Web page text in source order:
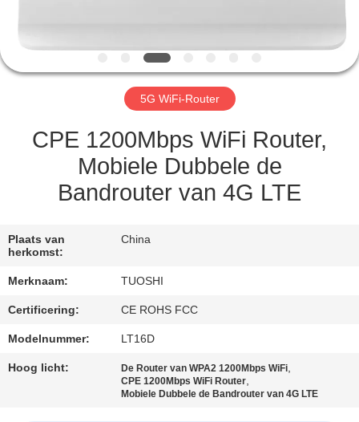
ONS
NIEUWS
GEVALLEN
VERZOEK
OM EEN
CITAAT
VR
SITEMAP
5G WiFi-Router
CPE 1200Mbps WiFi Router,
Mobiele Dubbele de
Bandrouter van 4G LTE
Plaats van
herkomst:
China
Merknaam: TUOSHI
Certificering: CE ROHS FCC
Modelnummer: LT16D
Hoog licht: De Router van WPA2 1200Mbps WiFi,
CPE 1200Mbps WiFi Router,
Mobiele Dubbele de Bandrouter van 4G LTE